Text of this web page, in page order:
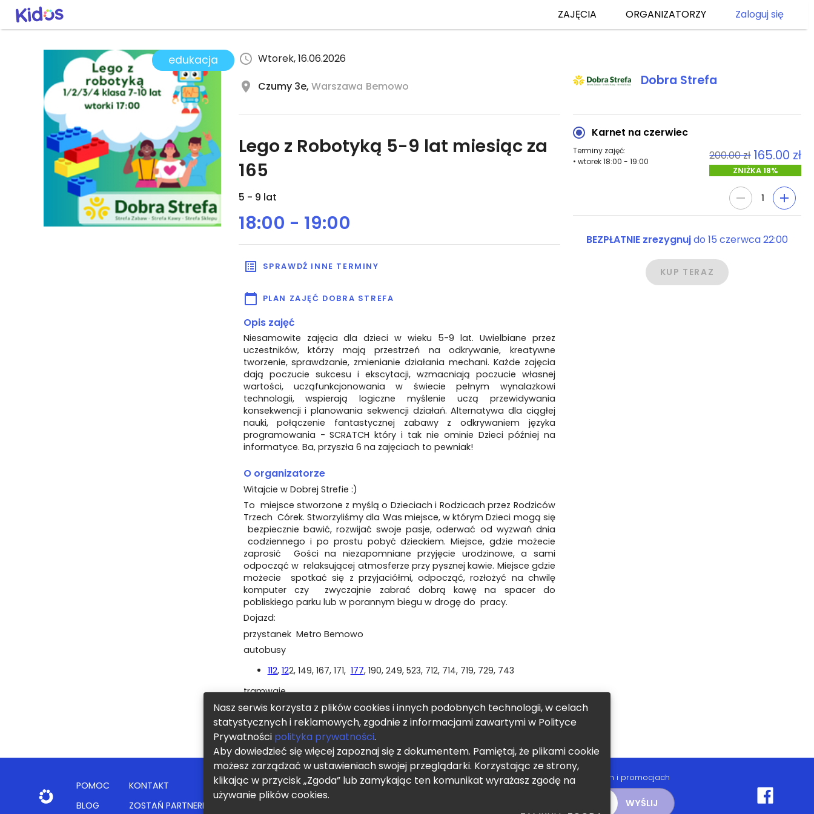
ZAJĘCIA ORGANIZATORZY Zaloguj się
edukacja Wtorek, 16.06.2026
Czumy 3e, Warszawa Bemowo
Lego z Robotyką 5-9 lat miesiąc za
165
5 - 9 lat
18:00 - 19:00
PLAN ZAJĘĆ DOBRA STREFA
SPRAWDŹ INNE TERMINY
Opis zajęć
Niesamowite zajęcia dla dzieci w wieku 5-9 lat. Uwielbiane przez
uczestników, którzy mają przestrzeń na odkrywanie, kreatywne
tworzenie, sprawdzanie, zmienianie działania mechani. Każde zajęcia
dają poczucie sukcesu i ekscytacji, wzmacniają poczucie własnej
wartości, ucząfunkcjonowania w świecie pełnym wynalazkowi
technologii, wspierają logiczne myślenie uczą przewidywania
konsekwencji i planowania sekwencji działań. Alternatywa dla ciągłej
nauki, połączenie fantastycznej zabawy z odkrywaniem języka
programowania - SCRATCH który i tak nie ominie Dzieci później na
informatyce. Ba, przyszła 6 na zajęciach to pewniak!
O organizatorze
Witajcie w Dobrej Strefie :)
To miejsce stworzone z myślą o Dzieciach i Rodzicach przez Rodziców
Trzech Córek. Stworzyliśmy dla Was miejsce, w którym Dzieci mogą się
bezpiecznie bawić, rozwijać swoje pasje, oderwać od wyzwań dnia
codziennego i po prostu pobyć dzieckiem. Miejsce, gdzie możecie
zaprosić Gości na niezapomniane przyjęcie urodzinowe, a sami
odpocząć w relaksującej atmosferze przy pysznej kawie. Miejsce gdzie
możecie spotkać się z przyjaciółmi, odpocząć, rozłożyć na chwilę
komputer czy zwyczajnie zabrać dobrą kawę na spacer do
pobliskiego parku lub w porannym biegu w drogę do pracy.
Dojazd:
przystanek Metro Bemowo
autobusy
112, 122, 149, 167, 171, 177, 190, 249, 523, 712, 714, 719, 729, 743
tramwaje
1, 26, 28, 78
metro Linia 2
Dobra Strefa
Karnet na czerwiec
Terminy zajęć:
200.00 zł 165.00 zł
ZNIŻKA 18%
1
BEZPŁATNIE zrezygnujdo 15 czerwca 22:00
KUP TERAZ
POMOC
BLOG
KONTAKT
ZOSTAŃ PARTNEREM
REGULAMIN
Chcę otrzymywać informację o nowych zajęciach i promocjach
WYŚLIJ
Nasz serwis korzysta z plików cookies i innych podobnych technologii, w celach
statystycznych i reklamowych, zgodnie z informacjami zawartymi w Polityce
Prywatności polityka prywatności.
Aby dowiedzieć się więcej zapoznaj się z dokumentem. Pamiętaj, że plikami cookie
możesz zarządzać w ustawieniach swojej przeglądarki. Korzystając ze strony,
klikając w przycisk „Zgoda” lub zamykając ten komunikat wyrażasz zgodę na
używanie plików cookies.